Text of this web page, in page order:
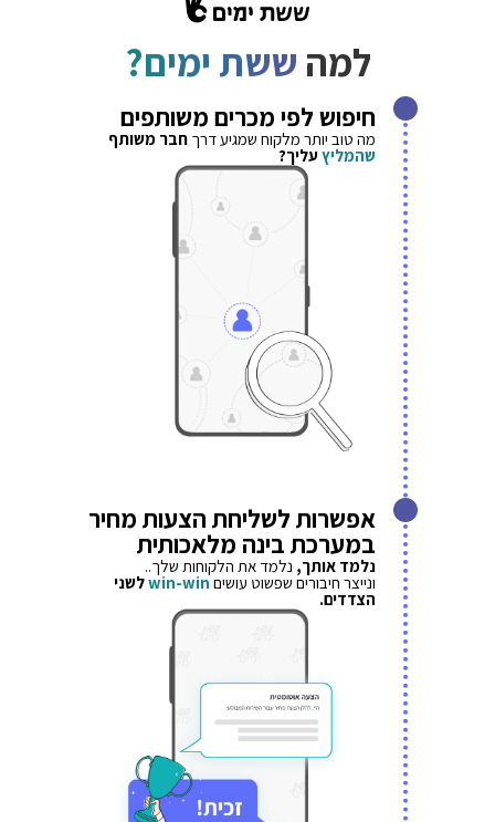
למה ששת ימים?
חיפוש לפי מכרים משותפים
מה טוב יותר מלקוח שמגיע דרךחבר משותף
שהמליץעליך?
אפשרות לשליחת הצעות מחיר
במערכת בינה מלאכותית
נלמד אותך, נלמד את הלקוחות שלך..
ונייצר חיבורים שפשוט עושים win-winלשני
הצדדים.